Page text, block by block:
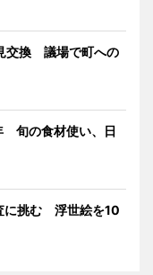
交換 議場で町への
旬の食材使い、日
に挑む 浮世絵を10